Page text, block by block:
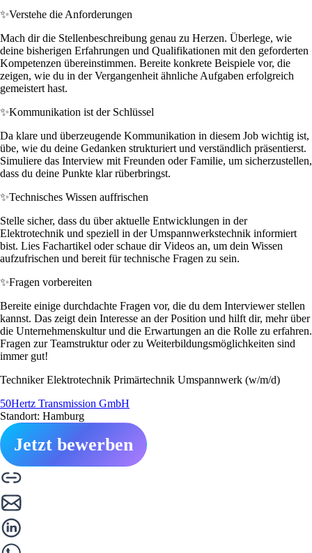
✨Verstehe die Anforderungen
Mach dir die Stellenbeschreibung genau zu Herzen. Überlege, wie
deine bisherigen Erfahrungen und Qualifikationen mit den geforderten
Kompetenzen übereinstimmen. Bereite konkrete Beispiele vor, die
zeigen, wie du in der Vergangenheit ähnliche Aufgaben erfolgreich
gemeistert hast.
✨Kommunikation ist der Schlüssel
Da klare und überzeugende Kommunikation in diesem Job wichtig ist,
übe, wie du deine Gedanken strukturiert und verständlich präsentierst.
Simuliere das Interview mit Freunden oder Familie, um sicherzustellen,
dass du deine Punkte klar rüberbringst.
✨Technisches Wissen auffrischen
Stelle sicher, dass du über aktuelle Entwicklungen in der
Elektrotechnik und speziell in der Umspannwerkstechnik informiert
bist. Lies Fachartikel oder schaue dir Videos an, um dein Wissen
aufzufrischen und bereit für technische Fragen zu sein.
✨Fragen vorbereiten
Bereite einige durchdachte Fragen vor, die du dem Interviewer stellen
kannst. Das zeigt dein Interesse an der Position und hilft dir, mehr über
die Unternehmenskultur und die Erwartungen an die Rolle zu erfahren.
Fragen zur Teamstruktur oder zu Weiterbildungsmöglichkeiten sind
immer gut!
Techniker Elektrotechnik Primärtechnik Umspannwerk (w/m/d)
50Hertz Transmission GmbH
Standort: Hamburg
Jetzt bewerben